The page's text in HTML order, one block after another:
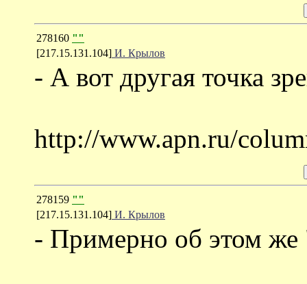
278160 ""
[217.15.131.104] И. Крылов
- А вот другая точка
http://www.apn.ru/
278159 ""
[217.15.131.104] И. Крылов
- Примерно об этом